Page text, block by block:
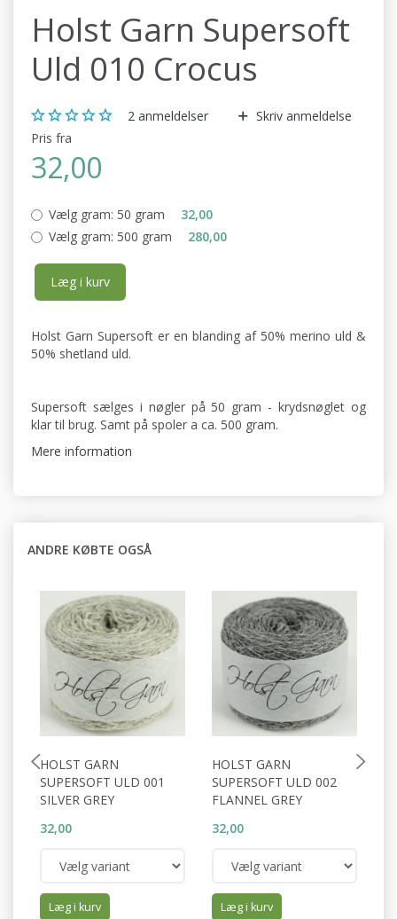
Holst Garn Supersoft
Uld 010 Crocus
2 anmeldelser
Skriv anmeldelse
Pris fra
32,00
Vælg gram: 50 gram
32,00
Vælg gram: 500 gram 280,00
Læg i kurv
Holst Garn Supersoft er en blanding af 50% merino uld &
50% shetland uld.
Supersoft sælges i nøgler på 50 gram - krydsnøglet og
klar til brug. Samt på spoler a ca. 500 gram.
Mere information
ANDRE KØBTE OGSÅ
HOLST GARN
SUPERSOFT ULD 001
SILVER GREY
32,00
Læg i kurv
HOLST GARN
SUPERSOFT ULD 002
FLANNEL GREY
32,00
Læg i kurv